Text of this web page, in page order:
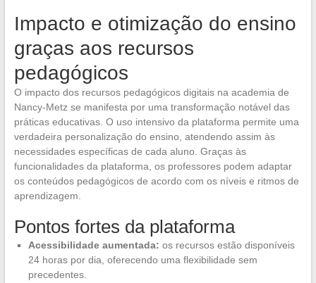
Impacto e otimização do ensino
graças aos recursos
pedagógicos
O impacto dos recursos pedagógicos digitais na academia de
Nancy-Metz se manifesta por uma transformação notável das
práticas educativas. O uso intensivo da plataforma permite uma
verdadeira personalização do ensino, atendendo assim às
necessidades específicas de cada aluno. Graças às
funcionalidades da plataforma, os professores podem adaptar
os conteúdos pedagógicos de acordo com os níveis e ritmos de
aprendizagem.
Pontos fortes da plataforma
Acessibilidade aumentada: os recursos estão disponíveis
24 horas por dia, oferecendo uma flexibilidade sem
precedentes.